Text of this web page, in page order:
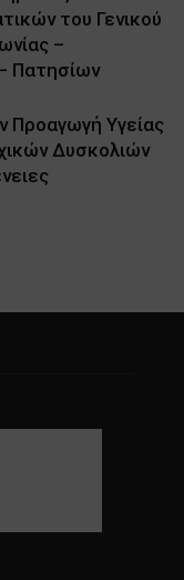
του Γενικού
–
Πατησίων
Προαγωγή Υγείας
Δυσκολιών